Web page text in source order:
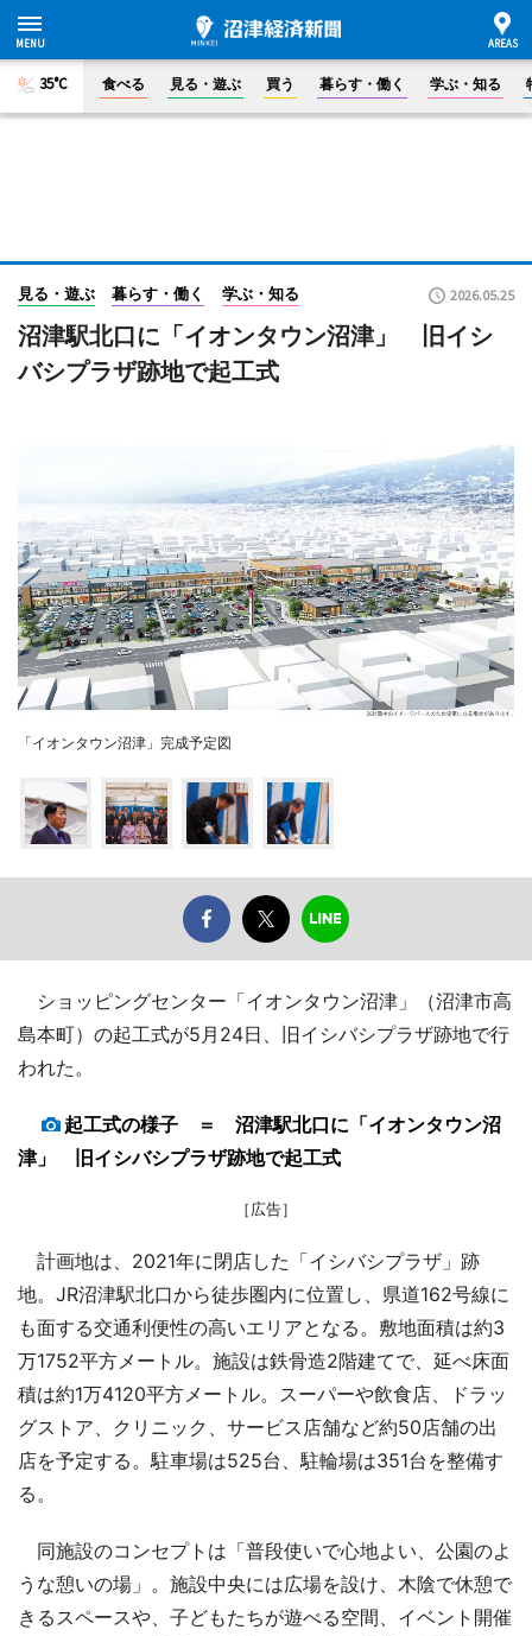
35°C 食べる 見る・遊ぶ 買う 暮らす・働く 学ぶ・知る
見る・遊ぶ 暮らす・働く 学ぶ・知る 2026.05.25
沼津駅北口に「イオンタウン沼津」 旧イシ
バシプラザ跡地で起工式
「イオンタウン沼津」完成予定図
ショッピングセンター「イオンタウン沼津」（沼津市高
島本町）の起工式が5月24日、旧イシバシプラザ跡地で行
われた。
起工式の様子 ＝ 沼津駅北口に「イオンタウン沼
津」 旧イシバシプラザ跡地で起工式
［広告］
計画地は、2021年に閉店した「イシバシプラザ」跡
地。JR沼津駅北口から徒歩圏内に位置し、県道162号線に
も面する交通利便性の高いエリアとなる。敷地面積は約3
万1752平方メートル。施設は鉄骨造2階建てで、延べ床面
積は約1万4120平方メートル。スーパーや飲食店、ドラッ
グストア、クリニック、サービス店舗など約50店舗の出
店を予定する。駐車場は525台、駐輪場は351台を整備す
る。
同施設のコンセプトは「普段使いで心地よい、公園のよ
うな憩いの場」。施設中央には広場を設け、木陰で休憩で
きるスペースや、子どもたちが遊べる空間、イベント開催